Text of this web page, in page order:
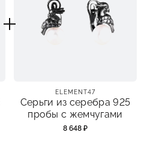
ELEMENT47
Серьги из серебра 925
пробы с жемчугами
8 648 ₽